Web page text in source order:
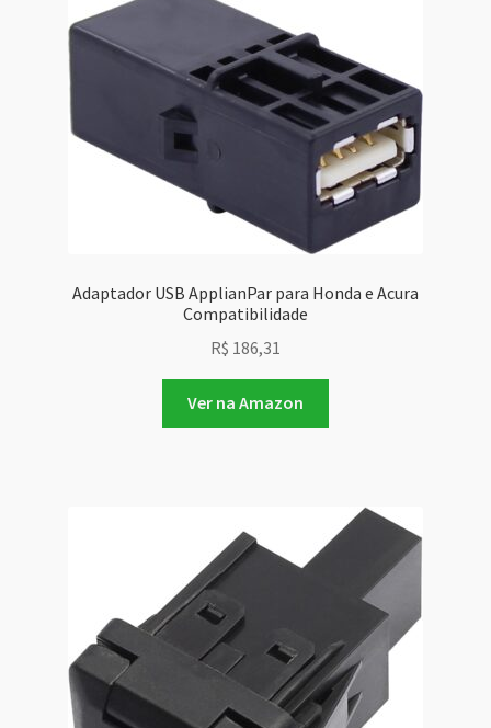
Adaptador USB ApplianPar para Honda e Acura
Compatibilidade
R$ 186,31
Ver na Amazon